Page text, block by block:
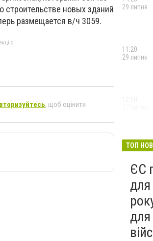
строительстве новых зданий
размещается в/ч 3059.
, щоб оцінити
29 липня
11:20
29 липня
ТОП
ЄС
для
для